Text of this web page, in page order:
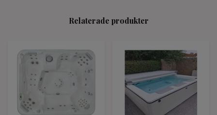
Relaterade produkter